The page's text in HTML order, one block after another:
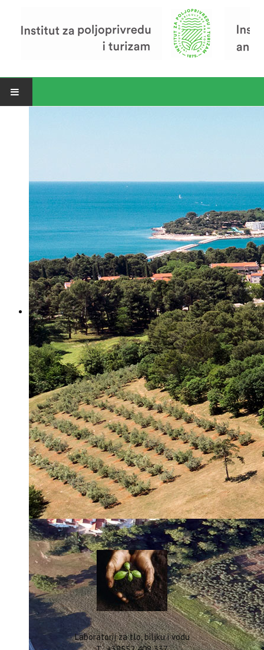
Zavod za poljoprivredu i prehranu
Zavod za ekonomiku i razvoj poljoprivrede
Zavod za turizam
Pokusno poljoprivredno imanje
Zaposlenici
Euraxess
Misija i vizija
Upravno Vijeće
Rad Upravnog vijeća
Znanstveno Vijeće
Rad Znanstvenog vijeća
Etičko povjerenstvo
Etički kodeks
Financiranje
Proračun
Potpore
PROGRAMSKO FINANCIRANJE
Izvještavanje po uredbi
Projekti Instituta
Dialogue4Tourism
REVIVE
WASTEREDUCE
MITOMED+
WINTERMED
CASTWATER
INHERIT
CONSUMLESS PLUS
IstraOILFest
ARHIVA PROJEKATA
IstraECOinclusive
Izdavačka djelatnost
Izbor u znanstvena zvanja
Dokumenti
Statut
Strategija
CIP
Laboratorij za tlo, biljku i vodu